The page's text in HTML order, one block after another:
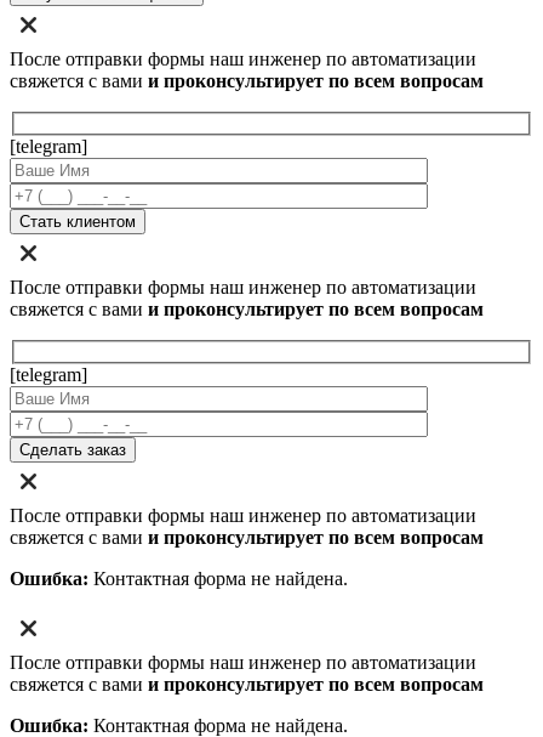
После отправки формы наш инженер по автоматизации
свяжется с вами и проконсультирует по всем вопросам
[telegram]
После отправки формы наш инженер по автоматизации
свяжется с вами и проконсультирует по всем вопросам
[telegram]
После отправки формы наш инженер по автоматизации
свяжется с вами и проконсультирует по всем вопросам
Ошибка: Контактная форма не найдена.
После отправки формы наш инженер по автоматизации
свяжется с вами и проконсультирует по всем вопросам
Ошибка: Контактная форма не найдена.